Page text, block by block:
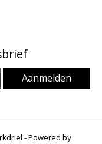
Aanmelden
- Powered by